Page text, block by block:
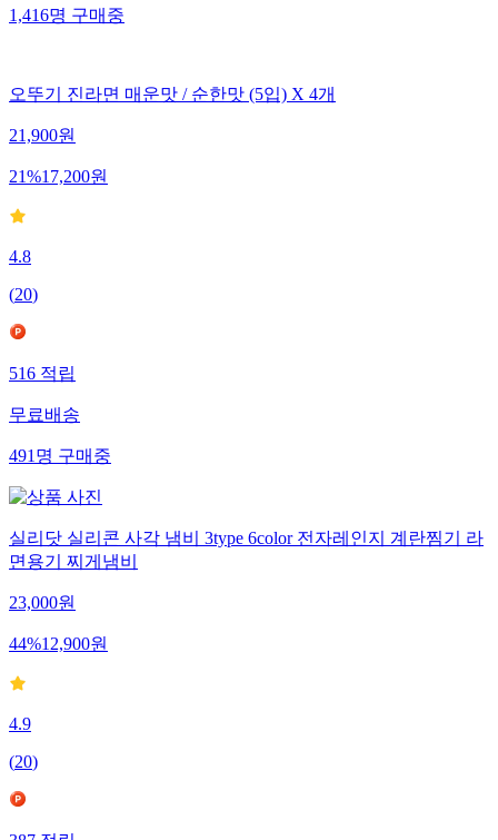
1,416명구매중
오뚜기 진라면 매운맛 / 순한맛 (5입) X 4개
21,900원
21%17,200원
4.8
(20)
516적립
무료배송
491명구매중
실리닷 실리콘 사각 냄비 3type 6color 전자레인지 계란찜기 라
면용기 찌게냄비
23,000원
44%12,900원
4.9
(20)